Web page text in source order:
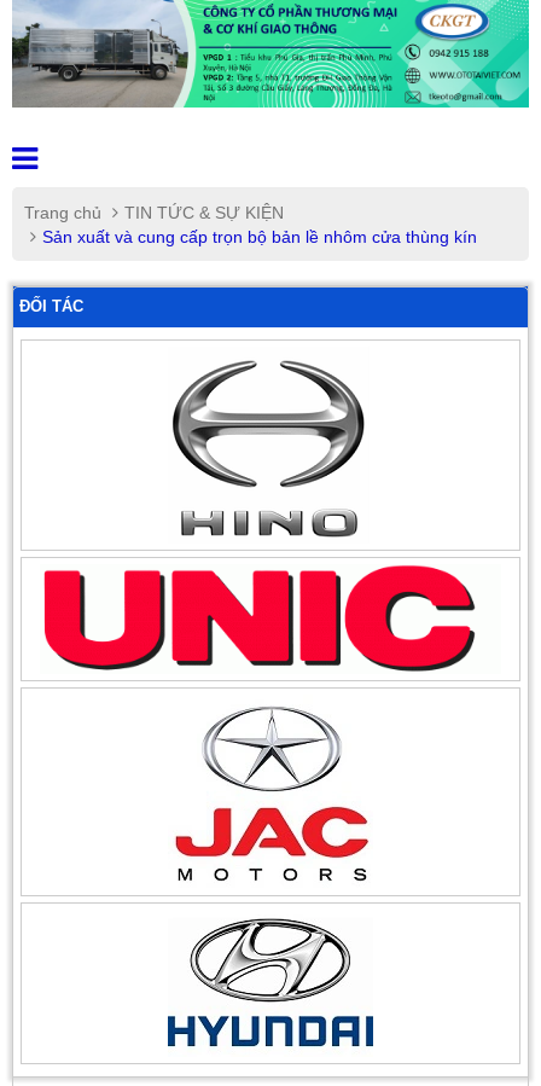
Trang chủ
TIN TỨC & SỰ KIỆN
Sản xuất và cung cấp trọn bộ bản lề nhôm cửa thùng kín
ĐỐI TÁC